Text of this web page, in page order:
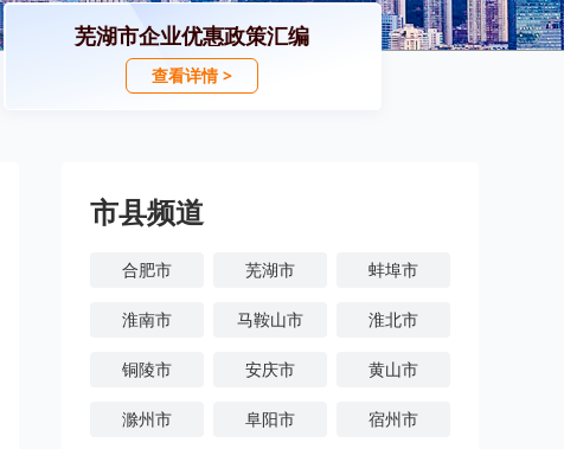
芜湖市企业优惠政策汇编
查看详情 >
市县频道
合肥市 芜湖市 蚌埠市
淮南市 马鞍山市 淮北市
铜陵市 安庆市 黄山市
滁州市 阜阳市 宿州市